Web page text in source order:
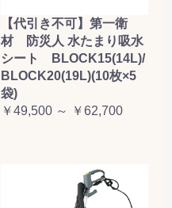
【代引き不可】第一衛
材 防災人 水たまり吸水
シート BLOCK15(14L)/
BLOCK20(19L)(10枚×5
袋)
￥49,500 ～ ￥62,700